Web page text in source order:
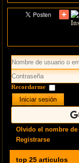
Recordarme
Iniciar sesión
Olvido el nombre
Registrarse
top 25 articulos